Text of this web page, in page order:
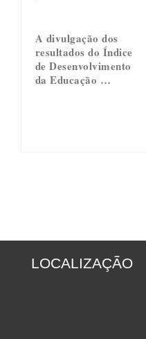
A divulgação dos
resultados do Índice
de Desenvolvimento
da Educação …
LOCALIZAÇÃO